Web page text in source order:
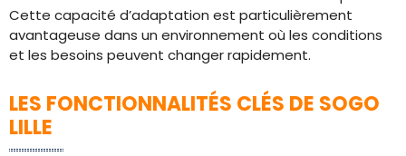
Cette capacité d’adaptation est particulièrement
avantageuse dans un environnement où les conditions
et les besoins peuvent changer rapidement.
LES FONCTIONNALITÉS CLÉS DE SOGO
LILLE